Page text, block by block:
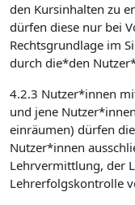
den Kursinhalten zu
dürfen diese nur bei
Rechtsgrundlage im
durch die*den
4.2.3 Nutzer*innen
und jene
einräumen) dürfen
Nutzer*innen
Lehrvermittlung, der
Lehrerfolgskontrolle